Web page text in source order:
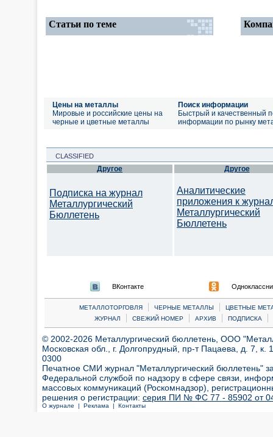
Статьи по теме
Цены на металлы
Мировые и российские цены на
черные и цветные металлы
Поиск информации
Быстрый и качественный
информации по рынку
CLASSIFIED
Другое
Подписка на журнал
Металлургический
Бюллетень
Другое
Аналитические
приложения к
Металлургический
Бюллетень
ВКонтакте
МЕТАЛЛОТОРГОВЛЯ | ЧЕРНЫЕ МЕТАЛЛЫ |
ЦВЕТНЫЕ
ЖУРНАЛ
| СВЕЖИЙ НОМЕР | АРХИВ | ПОДПИСКА |
© 2002-2026 Металлургический бюллетень, ООО
Московская обл., г. Долгопрудный, пр-т Пацаева, д. 7,
0300
Печатное СМИ журнал "Металлургический бюллетень"
Федеральной службой по надзору в сфере связи,
массовых коммуникаций (Роскомнадзор),
решения о регистрации: серия ПИ № ФС 77 - 85902 от 04
О журнале | Реклама | Контакты